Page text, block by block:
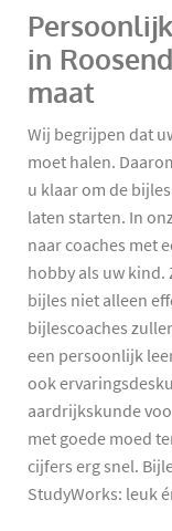
in
maat
Wij begrijpen dat
moet halen.
u klaar om de
laten starten. In
naar coaches met
hobby als uw kind.
bijles niet alleen
bijlescoaches
een persoonlijk
ook
aardrijkskunde
met goede moed
cijfers erg snel.
StudyWorks: leuk